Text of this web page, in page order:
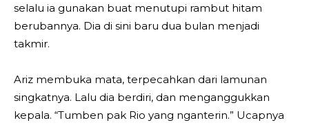
selalu ia gunakan buat menutupi rambut hitam
berubannya. Dia di sini baru dua bulan menjadi
takmir.
Ariz membuka mata, terpecahkan dari lamunan
singkatnya. Lalu dia berdiri, dan menganggukkan
kepala. “Tumben pak Rio yang nganterin.” Ucapnya